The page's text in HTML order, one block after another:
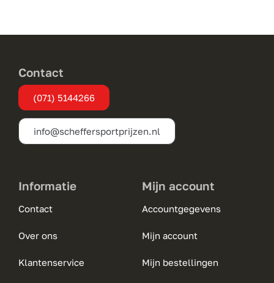
Contact
(071) 5144266
info@scheffersportprijzen.nl
Informatie
Contact
Over ons
Klantenservice
Mijn account
Accountgegevens
Mijn account
Mijn bestellingen